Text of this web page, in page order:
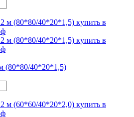
(80*80/40*20*1,5)